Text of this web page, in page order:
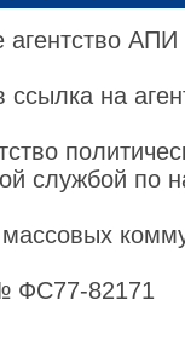
агентство
ссылка на
службой по
ФС77-82171